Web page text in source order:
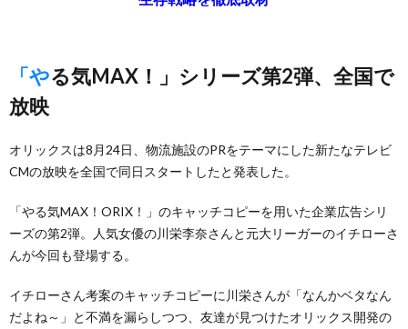
「やる気MAX！」シリーズ第2弾、全国で
放映
オリックスは8月24日、物流施設のPRをテーマにした新たなテレビ
CMの放映を全国で同日スタートしたと発表した。
「やる気MAX！ORIX！」のキャッチコピーを用いた企業広告シリ
ーズの第2弾。人気女優の川栄李奈さんと元大リーガーのイチローさ
んが今回も登場する。
イチローさん考案のキャッチコピーに川栄さんが「なんかベタなん
だよね～」と不満を漏らしつつ、友達が見つけたオリックス開発の